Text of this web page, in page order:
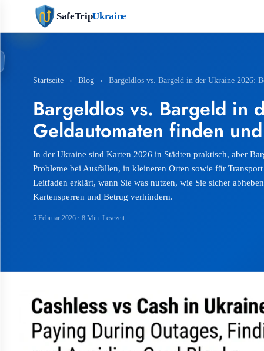
SafeTripUkraine
Startseite › Blog › Bargeldlos vs. Bargeld in der Ukraine 2026:
Bargeldlos vs. Bargeld in
Geldautomaten finden
In der Ukraine sind Karten 2026 in Städten praktisch, aber
Probleme bei Ausfällen, in kleineren Orten sowie für
Leitfaden erklärt, wann Sie was nutzen, wie Sie sicher
Kartensperren und Betrug verhindern.
5 Februar 2026 · 8 Min. Lesezeit